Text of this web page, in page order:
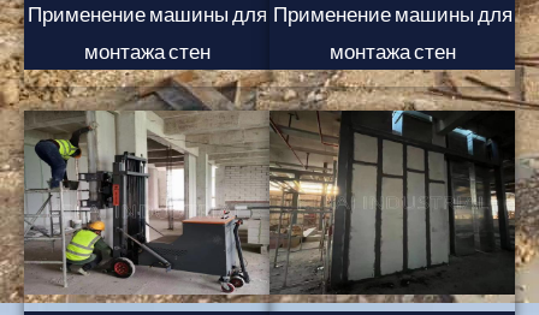
Применение машины для
монтажа стен
Применение машины для
монтажа стен